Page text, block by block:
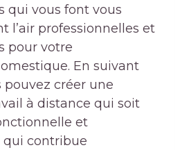
qui vous font vous
l’air professionnelles et
pour votre
En suivant
pouvez créer une
à distance qui soit
et
qui contribue